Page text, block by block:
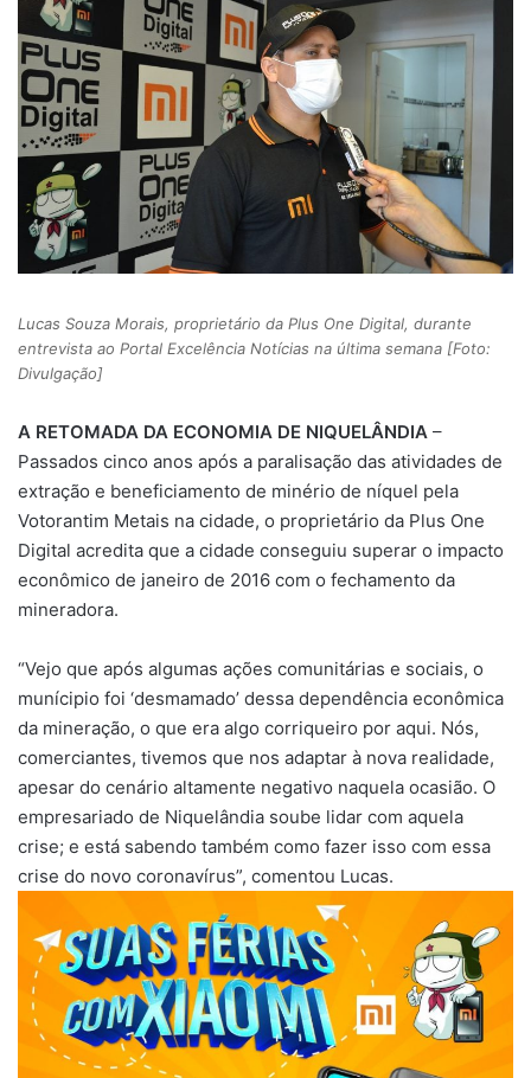
Lucas Souza Morais, proprietário da Plus One Digital, durante
entrevista ao Portal Excelência Notícias na última semana [Foto:
Divulgação]
A RETOMADA DA ECONOMIA DE NIQUELÂNDIA –
Passados cinco anos após a paralisação das atividades de
extração e beneficiamento de minério de níquel pela
Votorantim Metais na cidade, o proprietário da Plus One
Digital acredita que a cidade conseguiu superar o impacto
econômico de janeiro de 2016 com o fechamento da
mineradora.
“Vejo que após algumas ações comunitárias e sociais, o
munícipio foi ‘desmamado’ dessa dependência econômica
da mineração, o que era algo corriqueiro por aqui. Nós,
comerciantes, tivemos que nos adaptar à nova realidade,
apesar do cenário altamente negativo naquela ocasião. O
empresariado de Niquelândia soube lidar com aquela
crise; e está sabendo também como fazer isso com essa
crise do novo coronavírus”, comentou Lucas.